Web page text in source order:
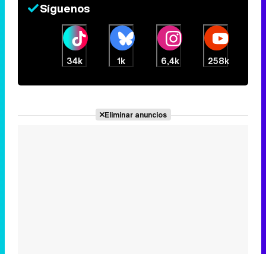
Síguenos
34k 1k 6,4k 258k
Eliminar anuncios